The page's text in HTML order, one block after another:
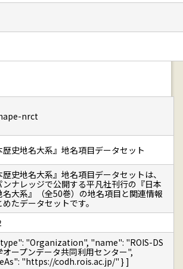
nrct
歴史地名大系』地名項目データセット
歴史地名大系』地名項目データセットは、
ンナレッジで公開する平凡社刊行の『日本
名大系』（全50巻）の地名項目と関連情報
たデータセットです。
"Organization", "name": "ROIS-DS
オープンデータ共同利用センター",
"https://codh.rois.ac.jp/" } ]